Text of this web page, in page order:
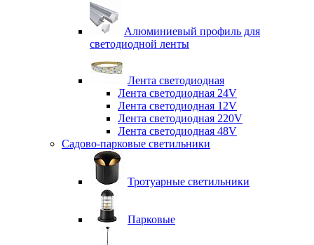
Алюминиевый профиль для
светодиодной ленты
Лента светодиодная
Лента светодиодная 24V
Лента светодиодная 12V
Лента светодиодная 220V
Лента светодиодная 48V
Садово-парковые светильники
Тротуарные светильники
Парковые